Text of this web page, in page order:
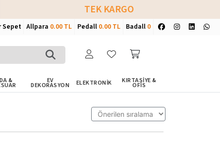
TEK KARGO
Sepet Allpara 0.00 TL Pedall 0.00 TL Badall 0
& EV
DEKORASYON ELEKTRONİK KIRTASİYE &
OFİS